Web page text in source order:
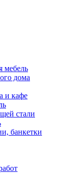
мебель
дома
и кафе
стали
банкетки